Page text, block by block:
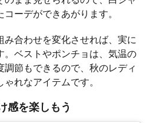
ーデができあがります。
み合わせを変化させれば、実に
。ベストやポンチョは、気温の
節もできるので、秋のレディ
れなアイテムです。
を楽しもう